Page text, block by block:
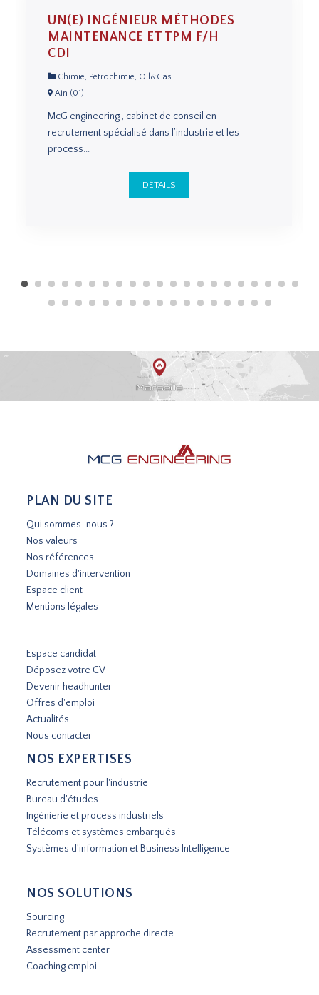
UN(E) INGÉNIEUR MÉTHODES
MAINTENANCE ET TPM F/H
CDI
Chimie, Pétrochimie, Oil&Gas
Ain (01)
McG engineering , cabinet de conseil en
recrutement spécialisé dans l’industrie et les
process...
DÉTAILS
PLAN DU SITE
Qui sommes-nous ?
Nos valeurs
Nos références
Domaines d'intervention
Espace client
Mentions légales
Espace candidat
Déposez votre CV
Devenir headhunter
Offres d'emploi
Actualités
Nous contacter
NOS EXPERTISES
Recrutement pour l'industrie
Bureau d'études
Ingénierie et process industriels
Télécoms et systèmes embarqués
Systèmes d’information et Business Intelligence
NOS SOLUTIONS
Sourcing
Recrutement par approche directe
Assessment center
Coaching emploi